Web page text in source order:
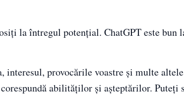
la întregul potențial. ChatGPT este bun
provocările voastre și multe
abilităților și așteptărilor. Puteți